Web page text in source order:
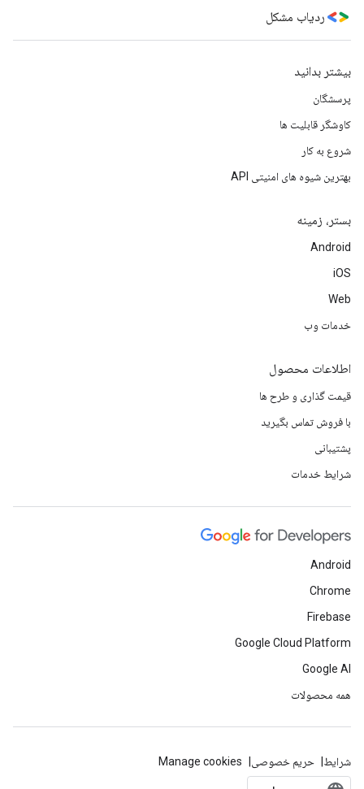
ردیاب مشکل
بیشتر بدانید
پرسشگان
کاوشگر قابلیت ها
شروع به کار
بهترین شیوه های امنیتی API
بستر، زمینه
Android
iOS
Web
خدمات وب
اطلاعات محصول
قیمت گذاری و طرح ها
با فروش تماس بگیرید
پشتیبانی
شرایط خدمات
Android
Chrome
Firebase
Google Cloud Platform
Google AI
همه محصولات
شرایط حریم خصوصی Manage cookies